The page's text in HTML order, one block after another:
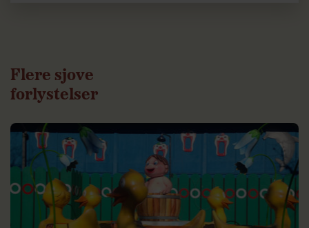
Flere sjove
forlystelser